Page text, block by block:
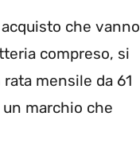
che vanno
compreso, si
mensile da 61
marchio che